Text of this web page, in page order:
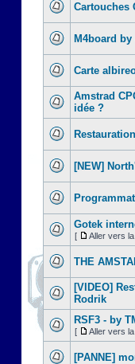
Cartouches
M4board
Carte
Amstrad
idée ?
[NEW]
Gotek
[ Aller vers
THE
[VIDEO]
Rodrik
RSF3 - by
[ Aller vers
[PANNE]